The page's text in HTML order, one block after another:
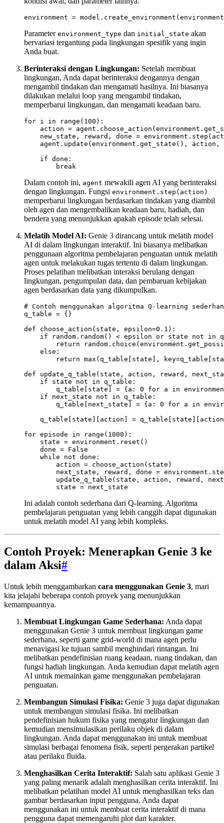
Parameter environment_type dan initial_state akan
bervariasi tergantung pada lingkungan spesifik yang ingin
Anda buat.
Berinteraksi dengan Lingkungan: Setelah membuat
lingkungan, Anda dapat berinteraksi dengannya dengan
mengambil tindakan dan mengamati hasilnya. Ini biasanya
dilakukan melalui loop yang mengambil tindakan,
memperbarui lingkungan, dan mengamati keadaan baru.
for i in range(100):
action =
new_state, reward, done =
agent.update(environment.get_state(),
    if done:
Dalam contoh ini, agent mewakili agen AI yang berinteraksi
dengan lingkungan. Fungsi environment.step(action)
memperbarui lingkungan berdasarkan tindakan yang diambil
oleh agen dan mengembalikan keadaan baru, hadiah, dan
bendera yang menunjukkan apakah episode telah selesai.
Melatih Model AI: Genie 3 dirancang untuk melatih model
AI di dalam lingkungan interaktif. Ini biasanya melibatkan
penggunaan algoritma pembelajaran penguatan untuk melatih
agen untuk melakukan tugas tertentu di dalam lingkungan.
Proses pelatihan melibatkan interaksi berulang dengan
lingkungan, pengumpulan data, dan pembaruan kebijakan
agen berdasarkan data yang dikumpulkan.
# Contoh menggunakan algoritma Q-learning
q_table = {}
def choose_action(state, epsilon=0.1):
if random.random() < epsilon or state not in
return
    else:
return max(q_table[state],
def update_q_table(state, action, reward,
    if state not in q_table:
q_table[state] = {a: 0 for a in
    if next_state not in q_table:
q_table[next_state] = {a: 0 for a in
q_table[state][action] =
for episode in range(1000):
    state = environment.reset()
    done = False
    while not done:
        action = choose_action(state)
next_state, reward, done =
update_q_table(state, action, reward,
Ini adalah contoh sederhana dari Q-learning. Algoritma
pembelajaran penguatan yang lebih canggih dapat digunakan
untuk melatih model AI yang lebih kompleks.
Contoh Proyek: Menerapkan Genie 3 ke
dalam Aksi#
Untuk lebih menggambarkan cara menggunakan Genie 3, mari
kita jelajahi beberapa contoh proyek yang menunjukkan
kemampuannya.
Membuat Lingkungan Game Sederhana: Anda dapat
menggunakan Genie 3 untuk membuat lingkungan game
sederhana, seperti game grid-world di mana agen perlu
menavigasi ke tujuan sambil menghindari rintangan. Ini
melibatkan pendefinisian ruang keadaan, ruang tindakan, dan
fungsi hadiah lingkungan. Anda kemudian dapat melatih agen
AI untuk memainkan game menggunakan pembelajaran
penguatan.
Membangun Simulasi Fisika: Genie 3 juga dapat digunakan
untuk membangun simulasi fisika. Ini melibatkan
pendefinisian hukum fisika yang mengatur lingkungan dan
kemudian mensimulasikan perilaku objek di dalam
lingkungan. Anda dapat menggunakan ini untuk membuat
simulasi berbagai fenomena fisik, seperti pergerakan partikel
atau perilaku fluida.
Menghasilkan Cerita Interaktif: Salah satu aplikasi Genie 3
yang paling menarik adalah menghasilkan cerita interaktif. Ini
melibatkan pelatihan model AI untuk menghasilkan teks dan
gambar berdasarkan input pengguna. Anda dapat
menggunakan ini untuk membuat cerita interaktif di mana
pengguna dapat memengaruhi plot dan karakter.